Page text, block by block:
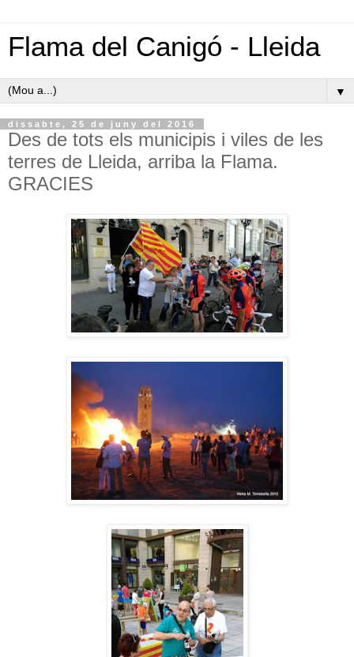
Flama del Canigó - Lleida
▼
dissabte, 25 de juny del 2016
Des de tots els municipis i viles de les
terres de Lleida, arriba la Flama.
GRACIES